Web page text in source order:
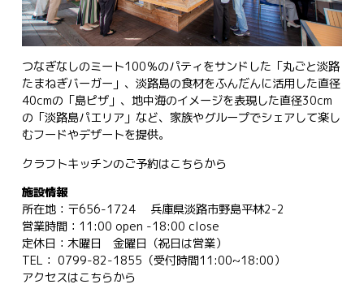
つなぎなしのミート100％のパティをサンドした「丸ごと淡路
たまねぎバーガー」、淡路島の食材をふんだんに活用した直径
40cmの「島ピザ」、地中海のイメージを表現した直径30cm
の「淡路島パエリア」など、家族やグループでシェアして楽し
むフードやデザートを提供。
クラフトキッチンのご予約はこちらから
施設情報
所在地：〒656-1724 兵庫県淡路市野島平林2-2
営業時間：11:00 open -18:00 close
定休日：木曜日 金曜日（祝日は営業）
TEL： 0799-82-1855（受付時間11:00~18:00）
アクセスはこちらから